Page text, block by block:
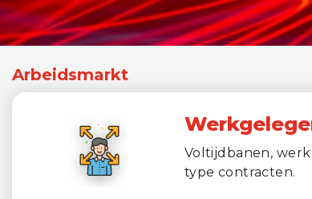
Arbeidsmarkt
Voltijdbanen,
type contracten.